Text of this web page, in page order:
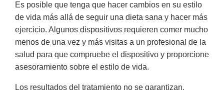
Es posible que tenga que hacer cambios en su estilo
de vida más allá de seguir una dieta sana y hacer más
ejercicio. Algunos dispositivos requieren comer mucho
menos de una vez y más visitas a un profesional de la
salud para que compruebe el dispositivo y proporcione
asesoramiento sobre el estilo de vida.
Los resultados del tratamiento no se garantizan.